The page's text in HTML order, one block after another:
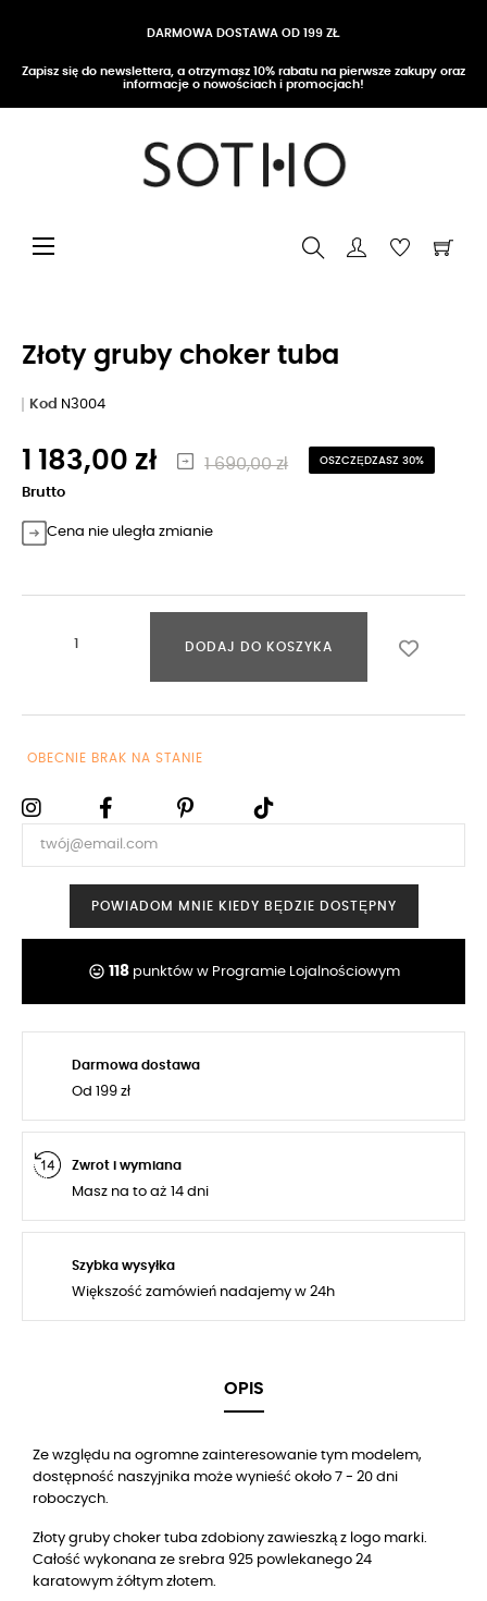
DARMOWA DOSTAWA OD 199 ZŁ
Zapisz się do newslettera, a otrzymasz 10% rabatu na pierwsze zakupy oraz
informacje o nowościach i promocjach!
Przełącz nawigację
☰
Złoty gruby choker tuba
Kod N3004
1 183,00 zł 1 690,00 zł OSZCZĘDZASZ 30%
Brutto
Cena nie uległa zmianie
DODAJ DO KOSZYKA
OBECNIE BRAK NA STANIE
POWIADOM MNIE KIEDY BĘDZIE DOSTĘPNY
tag_faces 118punktów w Programie Lojalnościowym
Darmowa dostawa
Od 199 zł
Zwrot i wymiana
Masz na to aż 14 dni
Szybka wysyłka
Większość zamówień nadajemy w 24h
OPIS
Ze względu na ogromne zainteresowanie tym modelem,
dostępność naszyjnika może wynieść około 7 - 20 dni
roboczych.
Złoty gruby choker tuba zdobiony zawieszką z logo marki.
Całość wykonana ze srebra 925 powlekanego 24
karatowym żółtym złotem.